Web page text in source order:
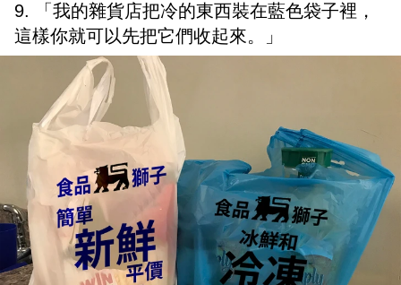
9. 「我的雜貨店把冷的東西裝在藍色袋子裡，
這樣你就可以先把它們收起來。」